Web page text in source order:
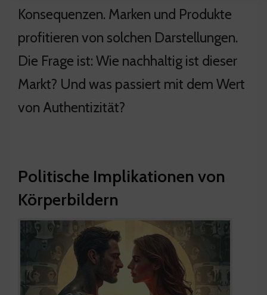
Konsequenzen. Marken und Produkte
profitieren von solchen Darstellungen.
Die Frage ist: Wie nachhaltig ist dieser
Markt? Und was passiert mit dem Wert
von Authentizität?
Politische Implikationen von
Körperbildern